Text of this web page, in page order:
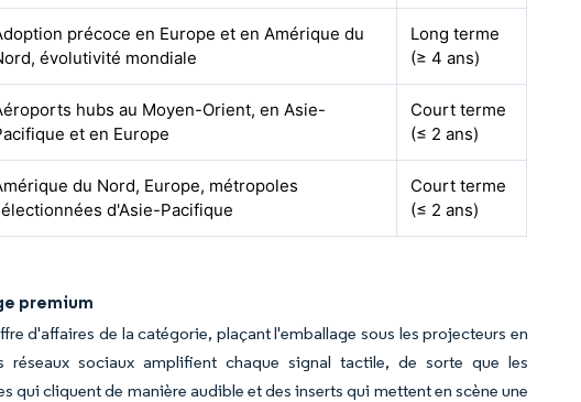
précoce en Europe et en Amérique du
évolutivité mondiale
Long terme
(≥ 4 ans)
hubs au Moyen-Orient, en Asie-
et en Europe
Court terme
(≤ 2 ans)
du Nord, Europe, métropoles
d'Asie-Pacifique
Court terme
(≤ 2 ans)
premium
d'affaires de la catégorie, plaçant l'emballage sous les projecteurs en
sociaux amplifient chaque signal tactile, de sorte que les
cliquent de manière audible et des inserts qui mettent en scène une